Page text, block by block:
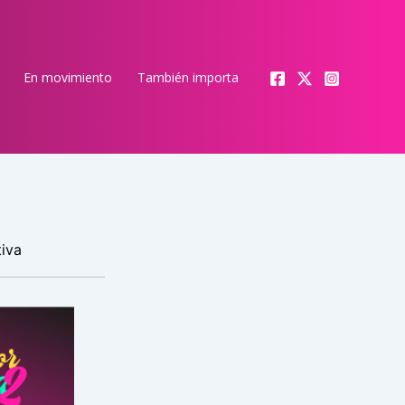
En movimiento También importa